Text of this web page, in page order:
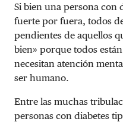
Si bien una persona con
fuerte por fuera, todos
pendientes de aquellos
bien» porque todos
necesitan atención
ser humano.
Entre las muchas
personas con diabetes